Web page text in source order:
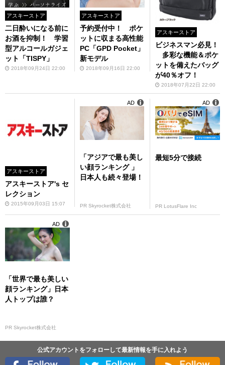
アスキーストア
二日酔いになる前に
お酒を抑制！ 学習
型アルコールガジェ
ット「TISPY」
2018年09月24日 22:00
アスキーストア
予約受付中！ ポケ
ットに収まる高性能
PC「GPD Pocket」
新モデル
2018年09月16日 22:00
アスキーストア
ビジネスマン必見！
多彩な機能＆ポケ
ットを備えたバッグ
が40％オフ！
2018年07月22日 22:00
アスキーストア
アスキーストア's セ
レクション
2015年09月03日 15:07
「アジアで最も美し
い顔ランキング 」
日本人も続々登場！
PR Skyrocket株式会社
AD
最短5分で接続
PR LotusFlare Inc
AD
「世界で最も美しい
顔ランキング」日本
人トップは誰？
PR Skyrocket株式会社
AD
公式アカウントをフォローして最新情報を手に入れよう